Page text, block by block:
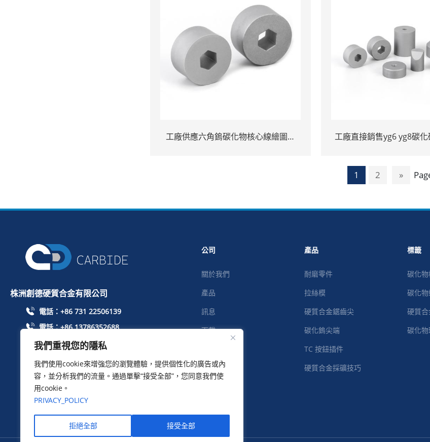
工廠供應六角鎢碳化物核心線繪圖模
工廠直接銷售yg6 yg8碳化
1 2 »
株洲創德硬質合金有限公司
電話：+86 731 22506139
電話：+86 13786352688
info@cdcarbide.com
添加株洲市天元區泰山路留學生創業園1
號樓215
公司
關於我們
產品
訊息
下載
聯絡我們
產品
耐磨零件
拉絲模
硬質合金鋸齒尖
碳化鎢尖端
TC 按鈕插件
硬質合金採礦技巧
標籤
碳化
碳化
硬質
碳化
我們重視您的隱私
我們使用cookie來增強您的瀏覽體驗，提供個性化的廣告或內
容，並分析我們的流量。通過單擊“接受全部”，您同意我們使
用cookie。
PRIVACY_POLICY
拒絕全部 接受全部